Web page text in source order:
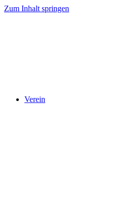
Zum Inhalt springen
Verein